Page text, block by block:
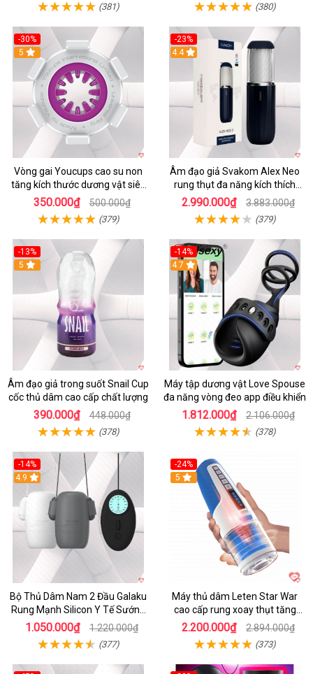
(381) (380)
-30%
5
Vòng gai Youcups cao su non
tăng kích thước dương vật siêu
kích thích
350.000₫ 500.000₫
(379)
-23%
4.4
Âm đạo giả Svakom Alex Neo
rung thụt đa năng kích thích
mạnh
2.990.000₫ 3.883.000₫
(379)
-13%
5
Âm đạo giả trong suốt Snail Cup
cốc thủ dâm cao cấp chất lượng
390.000₫ 448.000₫
(378)
-14%
4.7
Máy tập dương vật Love Spouse
đa năng vòng đeo app điều khiển
1.812.000₫ 2.106.000₫
(378)
-14%
4.9
Bộ Thủ Dâm Nam 2 Đầu Galaku
Rung Mạnh Silicon Y Tế Sướng
Tột Đỉnh
1.050.000₫ 1.220.000₫
(377)
-24%
5
Máy thủ dâm Leten Star War
cao cấp rung xoay thụt tăng
khoái cảm
2.200.000₫ 2.894.000₫
(373)